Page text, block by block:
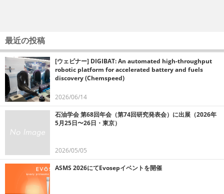
最近の投稿
[ウェビナー] DIGIBAT: An automated high-throughput
robotic platform for accelerated battery and fuels
discovery (Chemspeed)
2026/06/14
石油学会 第68回年会（第74回研究発表会）に出展（2026年
5月25日〜26日・東京）
2026/05/05
ASMS 2026にてEvosepイベントを開催